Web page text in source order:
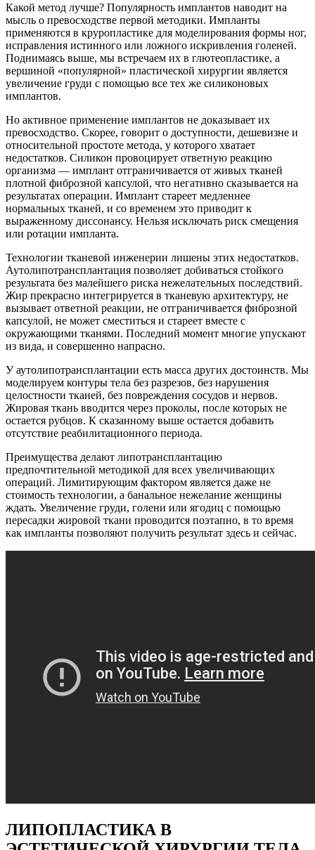
Какой метод лучше? Популярность имплантов наводит на
мысль о превосходстве первой методики. Импланты
применяются в круропластике для моделирования формы ног,
исправления истинного или ложного искривления голеней.
Поднимаясь выше, мы встречаем их в глютеопластике, а
вершиной «популярной» пластической хирургии является
увеличение груди с помощью все тех же силиконовых
имплантов.
Но активное применение имплантов не доказывает их
превосходство. Скорее, говорит о доступности, дешевизне и
относительной простоте метода, у которого хватает
недостатков. Силикон провоцирует ответную реакцию
организма — имплант отграничивается от живых тканей
плотной фиброзной капсулой, что негативно сказывается на
результатах операции. Имплант стареет медленнее
нормальных тканей, и со временем это приводит к
выраженному диссонансу. Нельзя исключать риск смещения
или ротации импланта.
Технологии тканевой инженерии лишены этих недостатков.
Аутолипотрансплантация позволяет добиваться стойкого
результата без малейшего риска нежелательных последствий.
Жир прекрасно интегрируется в тканевую архитектуру, не
вызывает ответной реакции, не отграничивается фиброзной
капсулой, не может сместиться и стареет вместе с
окружающими тканями. Последний момент многие упускают
из вида, и совершенно напрасно.
У аутолипотрансплантации есть масса других достоинств. Мы
моделируем контуры тела без разрезов, без нарушения
целостности тканей, без повреждения сосудов и нервов.
Жировая ткань вводится через проколы, после которых не
остается рубцов. К сказанному выше остается добавить
отсутствие реабилитационного периода.
Преимущества делают липотрансплантацию
предпочтительной методикой для всех увеличивающих
операций. Лимитирующим фактором является даже не
стоимость технологии, а банальное нежелание женщины
ждать. Увеличение груди, голени или ягодиц с помощью
пересадки жировой ткани проводится поэтапно, в то время
как импланты позволяют получить результат здесь и сейчас.
ЛИПОПЛАСТИКА В